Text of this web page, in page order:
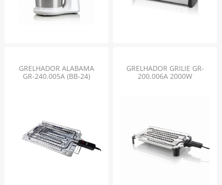
GRELHADOR ALABAMA
GR-240.005A (BB-24)
GRELHADOR GRILIE GR-
200.006A 2000W